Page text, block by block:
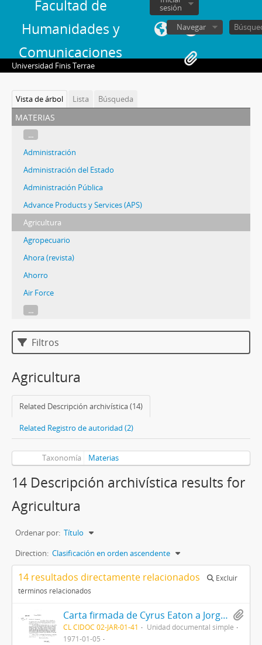
Facultad de
Humanidades y
Comunicaciones
sesión
Navegar
Universidad Finis Terrae
Vista de árbol Lista Búsqueda
materias
...
Administración
Administración del Estado
Administración Pública
Advance Products y Services (APS)
Agricultura
Agropecuario
Ahora (revista)
Ahorro
Air Force
...
Filtros
Agricultura
Related Descripción archivística (14)
Related Registro de autoridad (2)
Taxonomía Materias
14 Descripción archivística results for
Agricultura
Ordenar por: Título
Direction: Clasificación en orden ascendente
14 resultados directamente relacionados
Excluir
términos relacionados
Carta firmada de Cyrus Eaton a Jorge Alessandri con copia traducida al español
CL CIDOC 02-JAR-01-41
Unidad documental simple
1971-01-05